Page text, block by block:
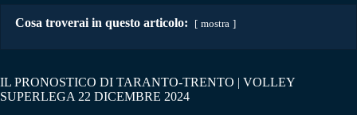
Cosa troverai in questo articolo: mostra
IL PRONOSTICO DI TARANTO-TRENTO | VOLLEY
SUPERLEGA 22 DICEMBRE 2024